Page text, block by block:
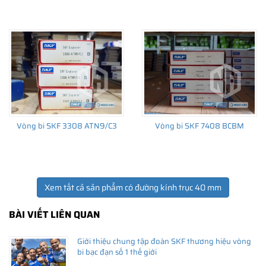
THÔNG TIN HỮU ÍCH
•Vòng bi SKF chính hãng, Những lưu ý cơ bản trước khi mua hàng
•Xuất xứ vòng bi SKF chính hãng ở đâu?
•Chất lượng vòng bi SKF chính hãng
Vòng bi SKF 3308 ATN9/C3 Vòng bi SKF 7408 BCBM
Xem tất cả sản phẩm có đường kính trục 40 mm
BÀI VIẾT LIÊN QUAN
Giới thiệu chung tập đoàn SKF thương hiệu vòng
bi bạc đạn số 1 thế giới